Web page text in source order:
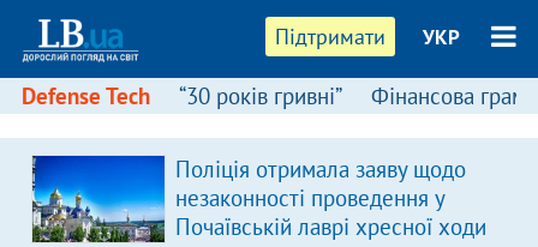
Підтримати УКР
Defense Tech “30 років гривні” Фінансова
Поліція отримала заяву щодо
незаконності проведення у
Почаївській лаврі хресної ходи